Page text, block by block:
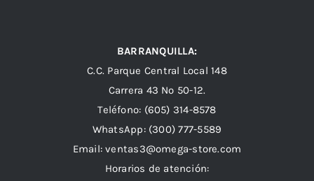
BARRANQUILLA:
C.C. Parque Central Local 148
Carrera 43 Nº 50-12.
Teléfono: (605) 314-8578
WhatsApp: (300) 777-5589
Email: ventas3@omega-store.com
Horarios de atención: